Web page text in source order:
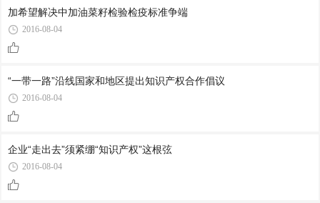
加希望解决中加油菜籽检验检疫标准争端
2016-08-04
“一带一路”沿线国家和地区提出知识产权合作倡议
2016-08-04
企业“走出去”须紧绷“知识产权”这根弦
2016-08-04